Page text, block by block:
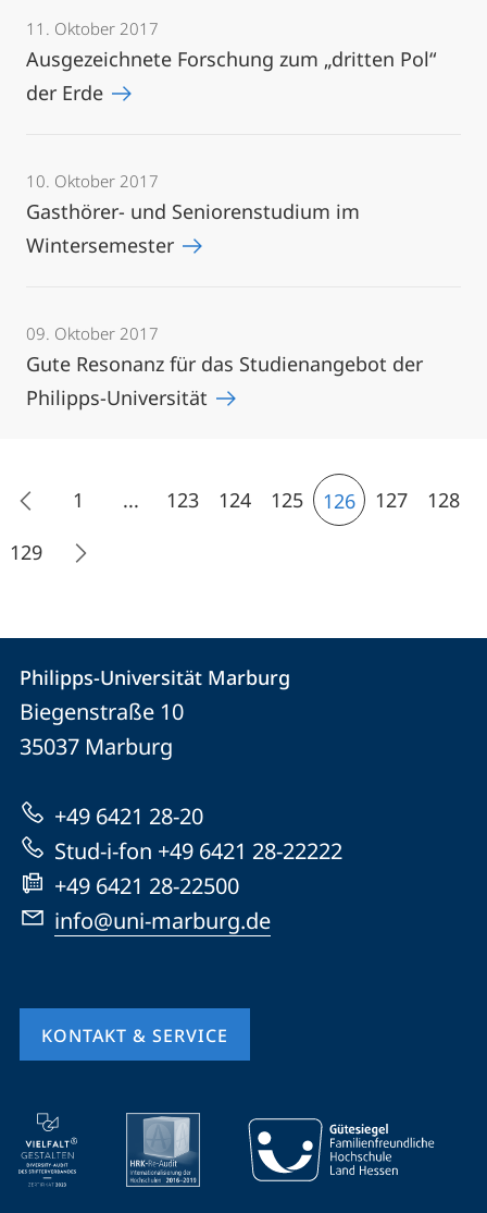
11. Oktober 2017
Ausgezeichnete Forschung zum „dritten Pol“
der Erde
10. Oktober 2017
Gasthörer- und Seniorenstudium im
Wintersemester
09. Oktober 2017
Gute Resonanz für das Studienangebot der
Philipps-Universität
1 ... 123 124 125 126 127
128
129
Kontakt
und
Informationen
zur
Website
Kontaktinformationen
Philipps-
Universität
Marburg
Philipps-Universität Marburg
Biegenstraße 10
35037 Marburg
+49 6421 28-20
Stud-i-fon +49 6421 28-22222
+49 6421 28-22500
info@uni-marburg.de
KONTAKT & SERVICE
Mobile-
Service-
Navigation